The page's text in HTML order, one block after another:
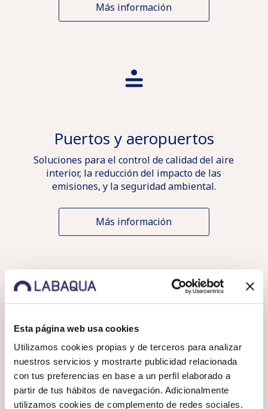
Esta página web usa cookies
Utilizamos cookies propias y de terceros para analizar
nuestros servicios y mostrarte publicidad relacionada
con tus preferencias en base a un perfil elaborado a
partir de tus hábitos de navegación. Adicionalmente
utilizamos cookies de complemento de redes sociales.
Acceso
clientes
Soluciones
por sector
I+D+i
APP
Más información
Puertos y aeropuertos
Soluciones para el control de calidad del aire
interior, la reducción del impacto de las
emisiones, y la seguridad ambiental.
Más información
Socio-sanitario
Soluciones para prevenir y eliminar aquello que
pueda suponer un riesgo a los pacientes.